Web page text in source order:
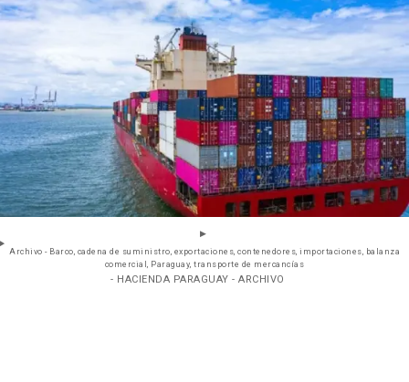
Archivo - Barco, cadena de suministro, exportaciones, contenedores, importaciones, balanza
comercial, Paraguay, transporte de mercancías
- HACIENDA PARAGUAY - ARCHIVO